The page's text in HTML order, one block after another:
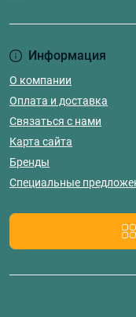
Информация
О компании
Оплата и доставка
Связаться с нами
Карта сайта
Бренды
Специальные